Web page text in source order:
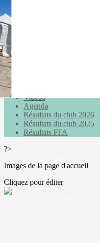
Exporter les lignes sélectionnées
Menu
<
>
Vidéos
Agenda
Résultats du club 2026
Résultats du club 2025
Résultats FFA
?>
Images de la page d'accueil
Cliquez pour éditer